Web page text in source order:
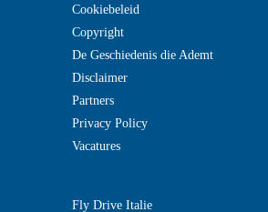
Cookiebeleid
Copyright
De Geschiedenis die Ademt
Disclaimer
Partners
Privacy Policy
Vacatures
Fly Drive Italie